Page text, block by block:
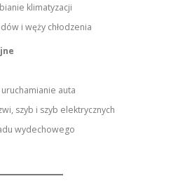
klimatyzacji
i węży chłodzenia
auta
szyb i szyb elektrycznych
wydechowego